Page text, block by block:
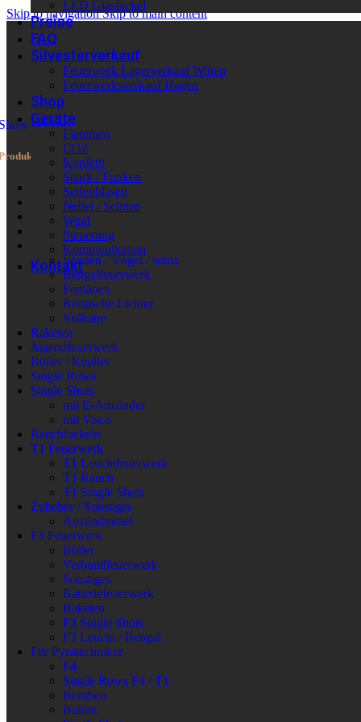
Skip to navigationSkip to main content
LED Glasfackel
Preise
FAQ
Silvesterverkauf
Feuerwerk Lagerverkauf Witten
Feuerwerksverkauf Hagen
Shop
Geräte
Flammen
CO2
Konfetti
Spark / Funken
Seifenblasen
Nebel / Schnee
Wind
Steuerung
Kommunikation
Kontakt
sidebar
Neu im Shop
Wieder verfügbar
Batteriefeuerwerk
Verbundfeuerwerk
Leuchtfeuerwerk
Sonnen / Vögel / sonst.
Bengalfeuerwerk
Fontänen
Römische Lichter
Vulkane
Raketen
Jugendfeuerwerk
Böller / Knaller
Single Rows
Single Shots
mit E-Anzünder
mit Visco
Rauchfackeln
T1 Feuerwerk
T1 Leuchtfeuerwerk
T1 Rauch
T1 Single Shots
Zubehör / Sonstiges
Anzündmittel
F3 Feuerwerk
Böller
Verbundfeuerwerk
Sonstiges
Batteriefeuerwerk
Raketen
F3 Single Shots
F3 Leucht / Bengal
Für Pyrotechniker
F4
Single Rows F4 / T1
Bomben
Bühne